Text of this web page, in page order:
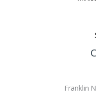
Franklin